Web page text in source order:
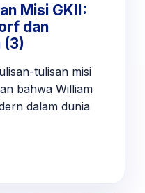
Misi GKII:
dan
(3)
tulisan misi
bahwa William
dalam dunia